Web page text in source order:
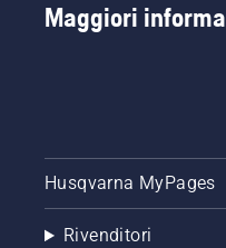
Maggiori
Husqvarna MyPages
Rivenditori